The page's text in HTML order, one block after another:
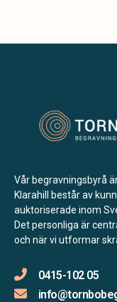
Vår begravningsbyrå är
Klarahill består av
auktoriserade inom
Det personliga är
och när vi utformar
0415-102 05